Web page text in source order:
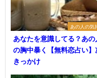
あの人の気
あなたを意識してる？あの
の胸中暴く【無料恋占い】
きっかけ